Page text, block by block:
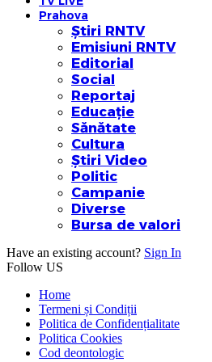
Prahova
Știri RNTV
Emisiuni RNTV
Editorial
Social
Reportaj
Educație
Sănătate
Cultura
Știri Video
Politic
Campanie
Diverse
Bursa de valori
Have an existing account? Sign In
Follow US
Home
Termeni și Condiții
Politica de Confidențialitate
Politica Cookies
Cod deontologic